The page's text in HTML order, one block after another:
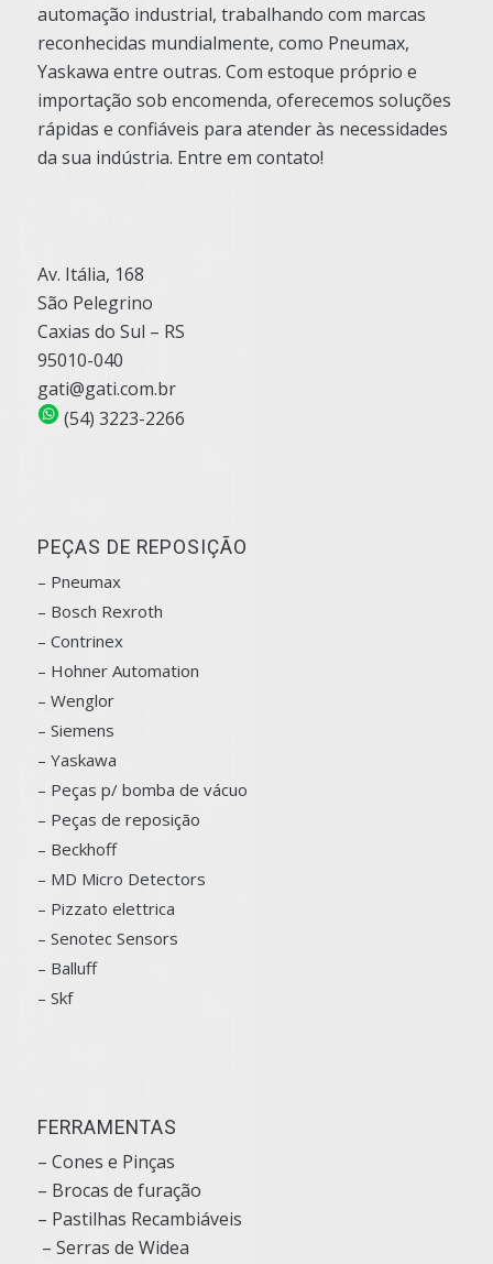
automação industrial, trabalhando com marcas
reconhecidas mundialmente, como Pneumax,
Yaskawa entre outras. Com estoque próprio e
importação sob encomenda, oferecemos soluções
rápidas e confiáveis para atender às necessidades
da sua indústria. Entre em contato!
Av. Itália, 168
São Pelegrino
Caxias do Sul – RS
95010-040
gati@gati.com.br
(54) 3223-2266
PEÇAS DE REPOSIÇÃO
– Pneumax
– Bosch Rexroth
– Contrinex
– Hohner Automation
– Wenglor
– Siemens
– Yaskawa
– Peças p/ bomba de vácuo
– Peças de reposição
– Beckhoff
– MD Micro Detectors
– Pizzato elettrica
– Senotec Sensors
– Balluff
– Skf
FERRAMENTAS
– Cones e Pinças
– Brocas de furação
– Pastilhas Recambiáveis
– Serras de Widea